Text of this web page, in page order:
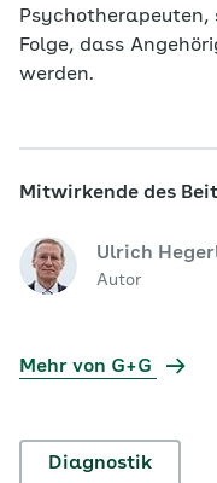
Folge, dass
werden.
Mitwirkende des
Ulrich
Autor
Mehr von G+G
Diagnostik